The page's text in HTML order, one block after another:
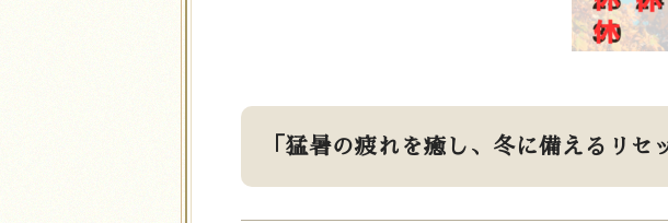
「猛暑の疲れを癒し、冬に備えるリセ